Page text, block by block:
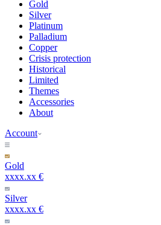
Gold
Silver
Platinum
Palladium
Copper
Crisis protection
Historical
Limited
Themes
Accessories
About
Account
Gold
xxxx.xx €
Silver
xxxx.xx €